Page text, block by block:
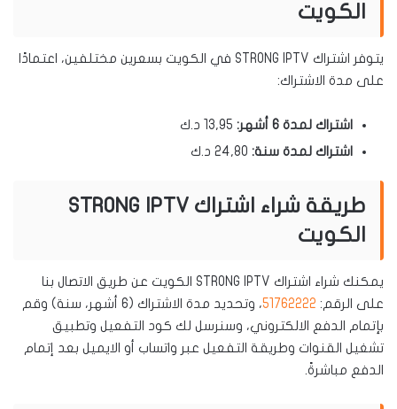
الكويت
يتوفر اشتراك STRONG IPTV في الكويت بسعرين مختلفين، اعتمادًا
على مدة الاشتراك:
اشتراك لمدة 6 أشهر:
اشتراك لمدة سنة:
طريقة شراء اشتراك STRONG IPTV
الكويت
يمكنك شراء اشتراك STRONG IPTV الكويت عن طريق الاتصال بنا
على الرقم: 51762222
، وتحديد مدة الاشتراك (6 أشهر، سنة) وقم
بإتمام الدفع الالكتروني، وسنرسل لك كود التفعيل وتطبيق
تشغيل القنوات وطريقة التفعيل عبر واتساب أو الايميل بعد إتمام
الدفع مباشرةً.